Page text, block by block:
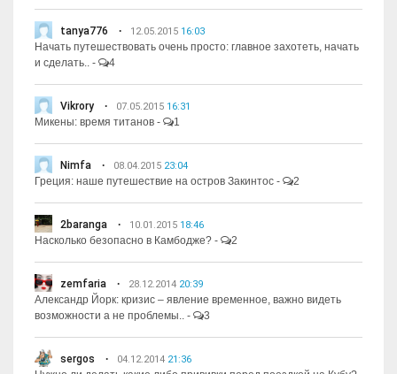
tanya776 12.05.2015 16:03
Начать путешествовать очень просто: главное захотеть, начать
и сделать.. - 4
Vikrory 07.05.2015 16:31
Микены: время титанов - 1
Nimfa 08.04.2015 23:04
Греция: наше путешествие на остров Закинтос - 2
2baranga 10.01.2015 18:46
Насколько безопасно в Камбодже? - 2
zemfaria 28.12.2014 20:39
Александр Йорк: кризис – явление временное, важно видеть
возможности а не проблемы.. - 3
sergos 04.12.2014 21:36